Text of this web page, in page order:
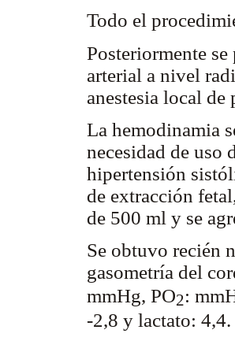
Todo el
Posteriormente
arterial a nivel
anestesia local de
La hemodinamia
necesidad de uso
hipertensión
de extracción
de 500 ml y se
Se obtuvo recién
gasometría del
mmHg, PO2:
-2,8 y lactato: 4,4.